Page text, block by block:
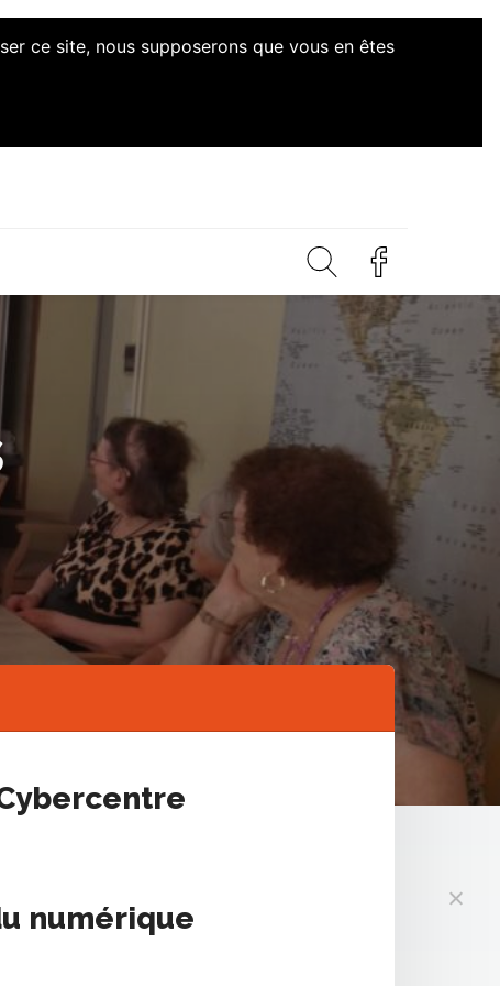
numérique
ce site, nous supposerons que vous en êtes